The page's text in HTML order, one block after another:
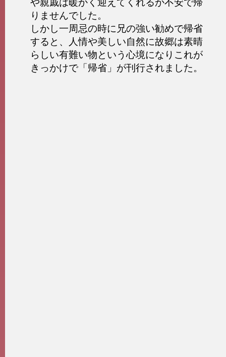
や親戚は暖かく迎えてくれるか不安で帰
りませんでした。
しかし一周忌の時に兄の強い勧めで帰省
すると、
人情や美しい自然に故郷は素晴
らしい有難い物という心境になりこれが
きっかけで「帰省」が刊行されました。